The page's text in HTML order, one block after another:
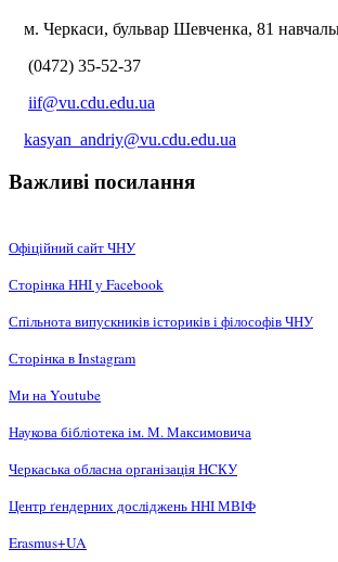
м. Черкаси, бульвар Шевченка, 81
(0472) 35-52-37
iif@vu.cdu.edu.ua
kasyan_andriy@vu.cdu.edu.ua
Важливі посилання
Офіційний сайт ЧНУ
Сторінка ННІ у Facebook
Спільнота випускників істориків і філософів ЧНУ
Сторінка в Instagram
Ми на Youtube
Наукова бібліотека ім. М. Максимовича
Черкаська обласна організація НCКУ
Центр ґендерних досліджень ННІ МВІФ
Erasmus+UA